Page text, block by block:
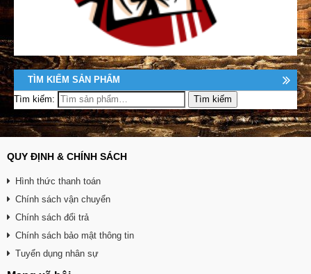
TÌM KIẾM SẢN PHẨM
Tìm kiếm:
QUY ĐỊNH & CHÍNH SÁCH
Hình thức thanh toán
Chính sách vận chuyển
Chính sách đổi trả
Chính sách bảo mật thông tin
Tuyển dụng nhân sự